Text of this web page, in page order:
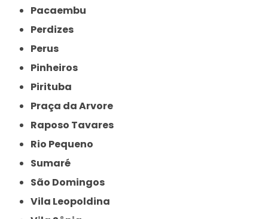
Pacaembu
Perdizes
Perus
Pinheiros
Pirituba
Praça da Arvore
Raposo Tavares
Rio Pequeno
Sumaré
São Domingos
Vila Leopoldina